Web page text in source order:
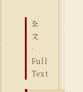
全
文
·
Full
Text